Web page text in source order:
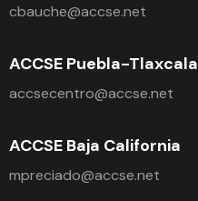
cbauche@accse.net
ACCSE Puebla-Tlaxcala
accsecentro@accse.net
ACCSE Baja California
mpreciado@accse.net